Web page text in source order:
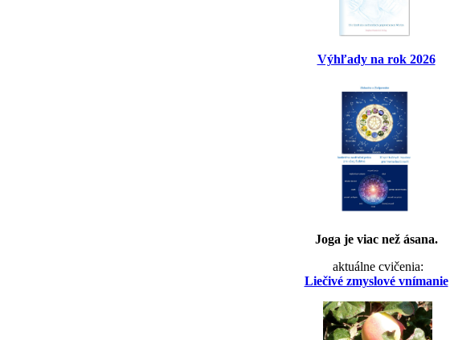
Výhľady na rok 2026
Joga je viac než ásana.
aktuálne cvičenia:
Liečivé zmyslové vnímanie